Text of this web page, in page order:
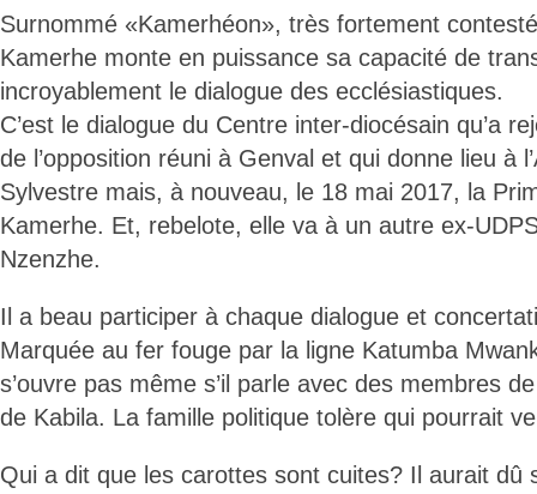
Surnommé «Kamerhéon», très fortement
Kamerhe monte en puissance sa capacité de
incroyablement le dialogue des ecclésiastiques.
C’est le dialogue du Centre inter-diocésain qu’a
de l’opposition réuni à Genval et qui donne lieu à
Sylvestre mais, à nouveau, le 18 mai 2017, la
Kamerhe. Et, rebelote, elle va à un autre ex-
Nzenzhe.
Il a beau participer à chaque dialogue et
Marquée au fer fouge par la ligne Katumba
s’ouvre pas même s’il parle avec des membres
de Kabila. La famille politique tolère qui pourrait
Qui a dit que les carottes sont cuites? Il aurait dû